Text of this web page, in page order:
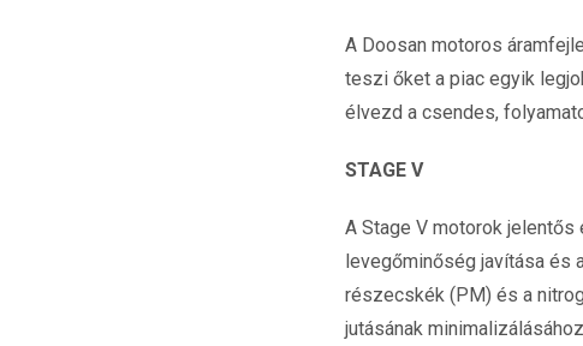
A Doosan motoros
teszi őket a piac egyik
élvezd a csendes,
STAGE V
A Stage V motorok
levegőminőség javítása és
részecskék (PM) és a
jutásának